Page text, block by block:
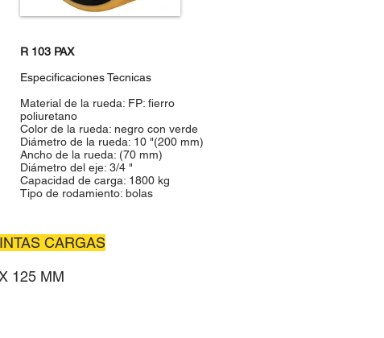
R 103 PAX
Especificaciones Tecnicas
Material de la rueda: FP: fierro
poliuretano
Color de la rueda: negro con verde
Diámetro de la rueda: 10 "(200 mm)
Ancho de la rueda: (70 mm)
Diámetro del eje: 3/4 "
Capacidad de carga: 1800 kg
Tipo de rodamiento: bolas
CARGAS
125 MM